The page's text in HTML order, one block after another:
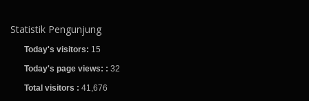
Statistik Pengunjung
Today's visitors: 15
Today's page views: : 32
Total visitors : 41,676